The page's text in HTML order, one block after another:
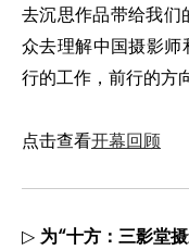
去沉思作品带给我
众去理解中国摄影师
行的工作，前行的方
点击查看开幕回顾
▷为“十方：三影堂